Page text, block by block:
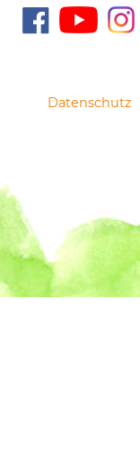
Datenschutz